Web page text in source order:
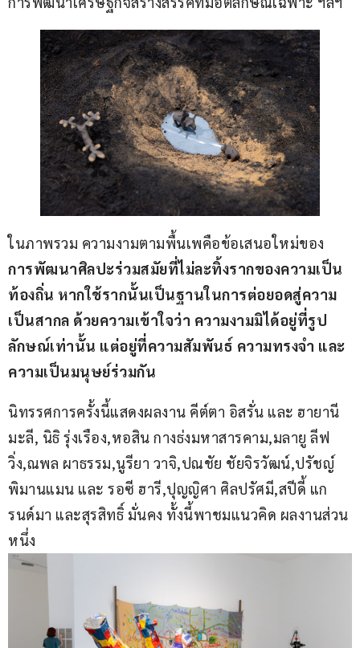
ในภาพรวม ความงามตามพื้นเพคือข้อเสนอใหม่ของ
การพัฒนาศิลปะร่วมสมัยที่ไม่ละทิ้งรากของความเป็น
ท้องถิ่น หากใช้รากนั้นเป็นฐานในการต่อยอดสู่ความ
เป็นสากล ด้วยความเข้าใจว่า ความงามมิได้อยู่ที่รูป
ลักษณ์เท่านั้น แต่อยู่ที่ความสัมพันธ์ ความทรงจำ และ
ความเป็นมนุษย์ร่วมกัน
นิทรรศการครั้งนี้แสดงผลงาน คีต์ตา อิสรั่น และ ฮายานี
มะลี, นิธิ รุ่งเรือง,หอสิน กางธ่งมหาสารคาม,มลายู ลีฟ
วิ่ง,ณพล ผาธรรม,นูรียา วาจิ,ปณชัย ชัยจิรวัฒน์,ปรัชญ์
พิมานแมน และ รอซี ฮารี,ปุญญิศา ศิลปรัศมี,สปีดี้ แก
รนด์มา และสุรสิทธิ์ มั่นคง ทั้งนี้พาชมแนวคิด ผลงานส่วน
หนึ่ง